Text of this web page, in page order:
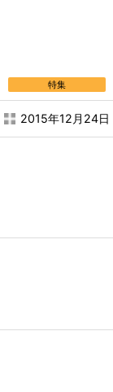
特集
2015年12月24日